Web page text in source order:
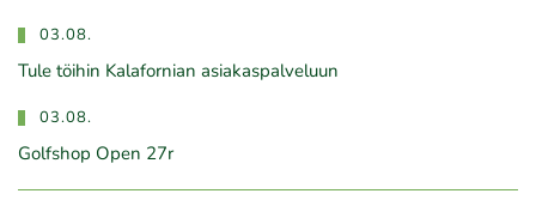
03.08.
Tule töihin Kalafornian asiakaspalveluun
03.08.
Golfshop Open 27r